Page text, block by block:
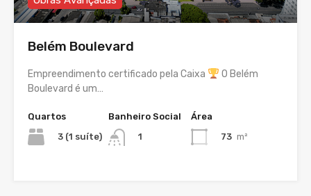
Belém Boulevard
Empreendimento certificado pela Caixa
O Belém
Boulevard é um…
Quartos
3 (1 suíte)
Banheiro Social
1
Área
73 m²